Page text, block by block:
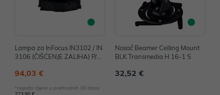
Lampa za InFocus IN3102 / IN
3106 (ČIŠĆENJE ZALIHA) P/N:
94,03 €
*najniža cijena u prethodnih 30 dana
Nosač Beamer Ceiling Mount
BLK Transmedia H 16-1 S
32,52 €